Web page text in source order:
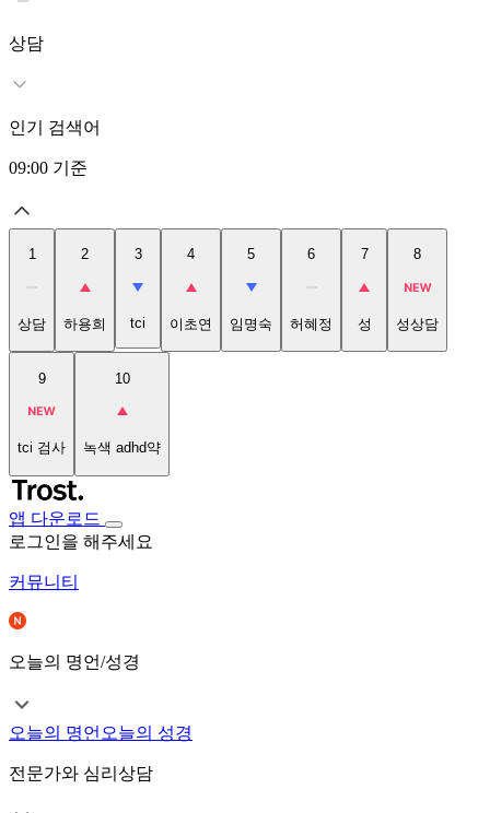
상담
인기 검색어
09:00 기준
1
상담
2
하용희
3
tci
4
이초연
5
임명숙
6
허혜정
7
성
8
성상담
9
tci 검사
10
녹색 adhd약
앱 다운로드
로그인을 해주세요
커뮤니티
오늘의 명언/성경
오늘의 명언 오늘의 성경
전문가와 심리상담